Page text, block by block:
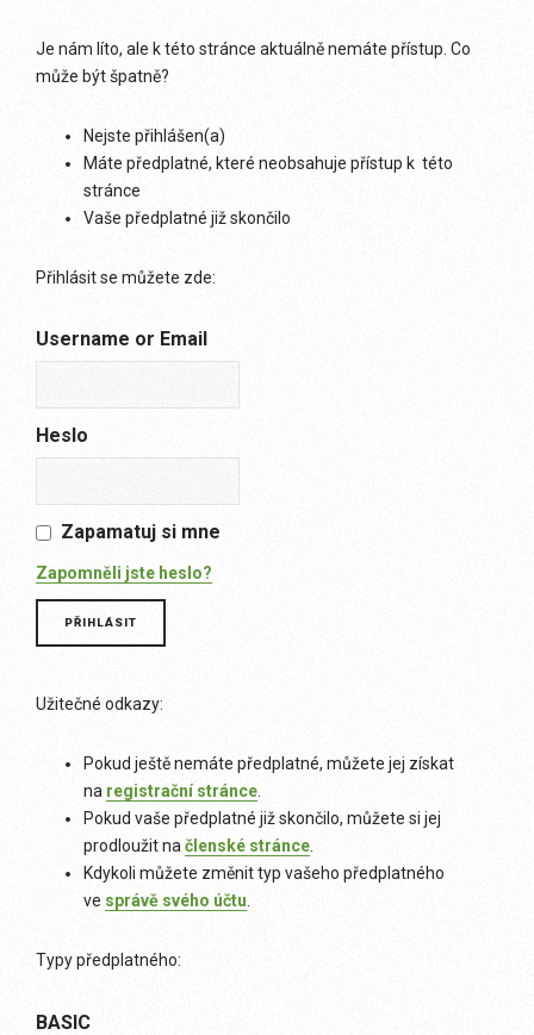
Je nám líto, ale k této stránce aktuálně nemáte přístup. Co
může být špatně?
Nejste přihlášen(a)
Máte předplatné, které neobsahuje přístup k této
stránce
Vaše předplatné již skončilo
Přihlásit se můžete zde:
Username or Email
Heslo
Zapamatuj si mne
Zapomněli jste heslo?
Užitečné odkazy:
Pokud ještě nemáte předplatné, můžete jej získat
na registrační stránce
Pokud vaše předplatné již skončilo, můžete si jej
prodloužit na členské stránce
Kdykoli můžete změnit typ vašeho předplatného
ve správě svého účtu
Typy předplatného:
BASIC